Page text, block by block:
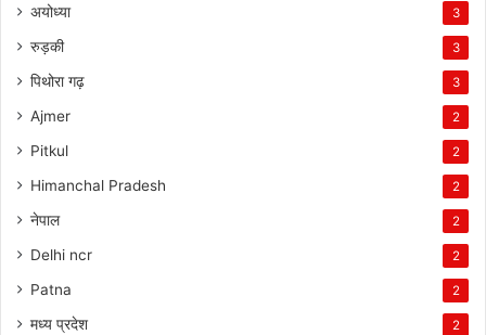
अयोध्या 3
रुड़की 3
पिथोरा गढ़ 3
Ajmer 2
Pitkul 2
Himanchal Pradesh 2
नेपाल 2
Delhi ncr 2
Patna 2
मध्य प्रदेश 2